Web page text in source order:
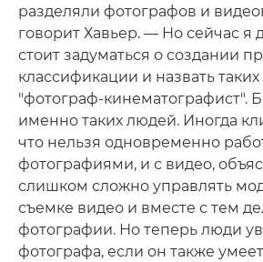
разделяли фотографов и
говорит Хавьер. — Но сейчас я
стоит задуматься о создании
классификации и назвать
"фотограф-кинематографист".
именно таких людей. Иногда
что нельзя одновременно
фотографиями, и с видео,
слишком сложно управлять
съемке видео и вместе с тем
фотографии. Но теперь люди
фотографа, если он также